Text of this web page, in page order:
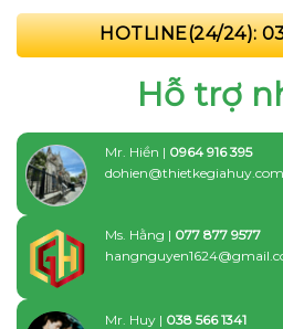
HOTLINE(24/24):
Hỗ trợ
Mr. Hiền | 0964 916 395
dohien@thietkegiahuy.com
Ms. Hằng | 077 877 9577
Mr. Huy | 038 566 1341